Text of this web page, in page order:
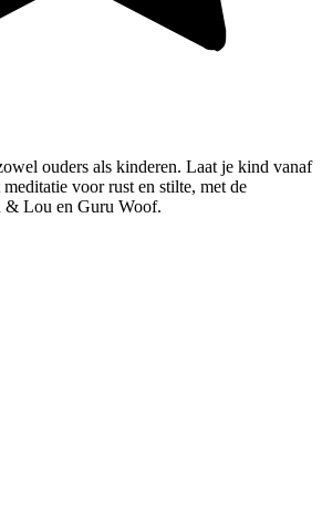
ouders als kinderen. Laat je kind vanaf
voor rust en stilte, met de
& Lou en Guru Woof.